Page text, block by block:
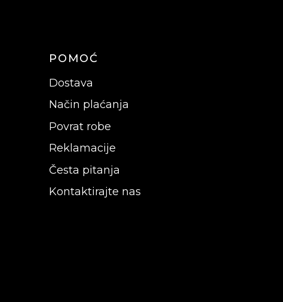
POMOĆ
Dostava
Način plaćanja
Povrat robe
Reklamacije
Česta pitanja
Kontaktirajte nas